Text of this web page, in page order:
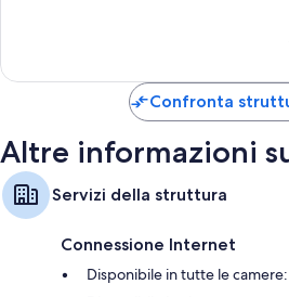
Confronta
Altre informazioni
Servizi della struttura
Connessione Internet
Disponibile in tutte le